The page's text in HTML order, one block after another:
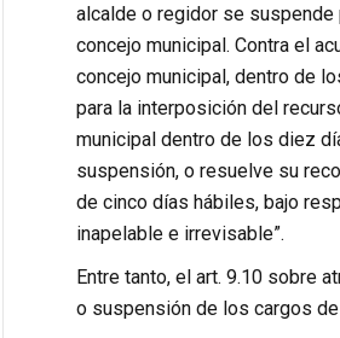
alcalde o regidor se suspende
concejo municipal. Contra el
concejo municipal, dentro de
para la interposición del
municipal dentro de los diez
suspensión, o resuelve su
de cinco días hábiles, bajo
inapelable e irrevisable”.
Entre tanto, el art. 9.10 sobre
o suspensión de los cargos